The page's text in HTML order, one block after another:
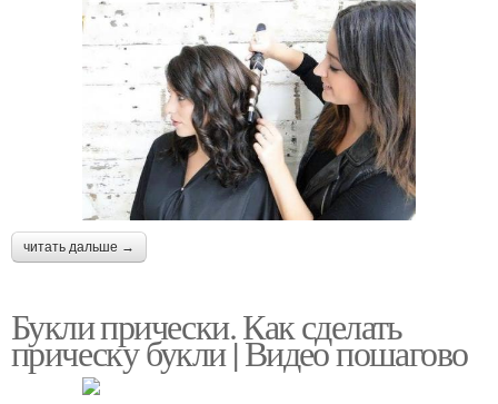
читать дальше →
Букли прически. Как сделать
прическу букли | Видео пошагово